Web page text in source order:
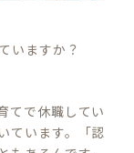
いますか？
てで休職してい
ています。「認